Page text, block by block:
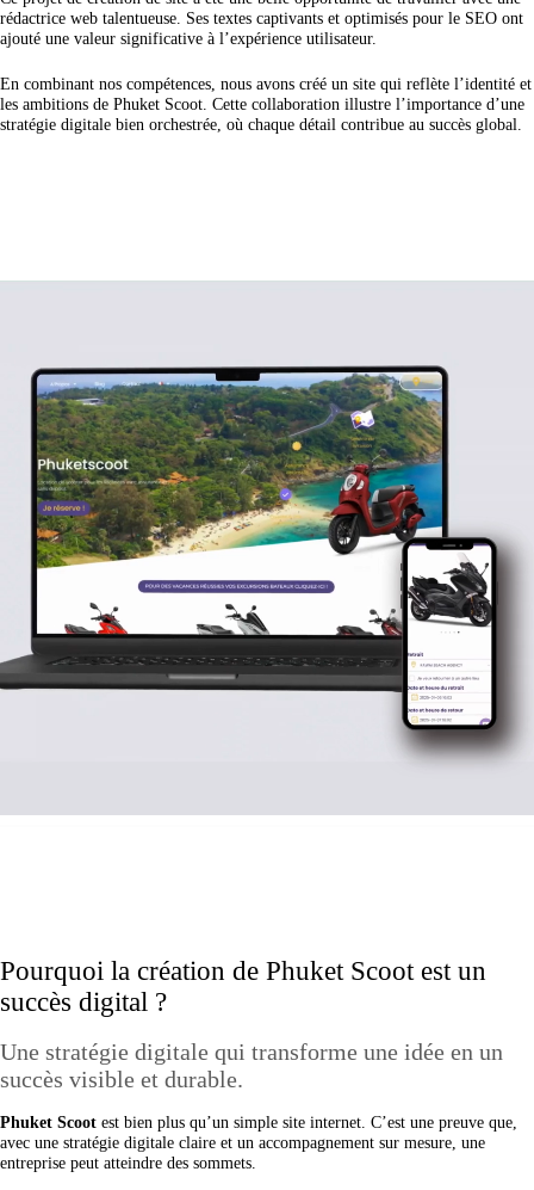
rédactrice web talentueuse. Ses textes captivants et optimisés pour le SEO ont
ajouté une valeur significative à l’expérience utilisateur.
En combinant nos compétences, nous avons créé un site qui reflète l’identité et
les ambitions de Phuket Scoot. Cette collaboration illustre l’importance d’une
stratégie digitale bien orchestrée, où chaque détail contribue au succès global.
Pourquoi la création de Phuket Scoot est un
succès digital ?
Une stratégie digitale qui transforme une idée en un
succès visible et durable.
Phuket Scoot est bien plus qu’un simple site internet. C’est une preuve que,
avec une stratégie digitale claire et un accompagnement sur mesure, une
entreprise peut atteindre des sommets.